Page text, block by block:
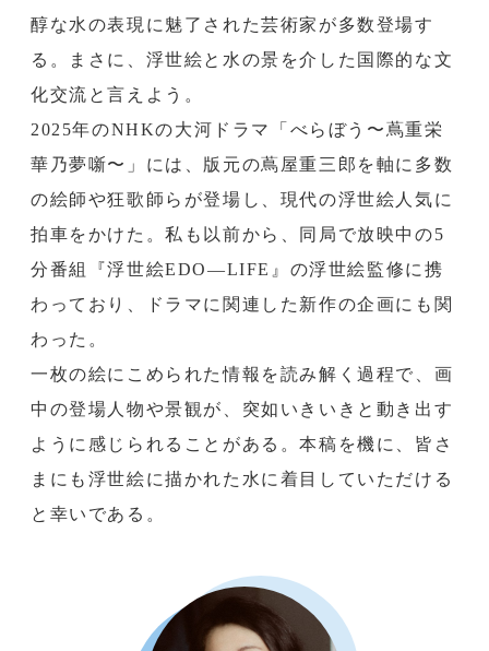
醇な水の表現に魅了された芸術家が多数登場す
る。まさに、浮世絵と水の景を介した国際的な文
化交流と言えよう。
2025年のNHKの大河ドラマ「べらぼう〜蔦重栄
華乃夢噺〜」には、版元の蔦屋重三郎を軸に多数
の絵師や狂歌師らが登場し、現代の浮世絵人気に
拍車をかけた。私も以前から、同局で放映中の5
分番組『浮世絵EDO―LIFE』の浮世絵監修に携
わっており、ドラマに関連した新作の企画にも関
わった。
一枚の絵にこめられた情報を読み解く過程で、画
中の登場人物や景観が、突如いきいきと動き出す
ように感じられることがある。本稿を機に、皆さ
まにも浮世絵に描かれた水に着目していただける
と幸いである。